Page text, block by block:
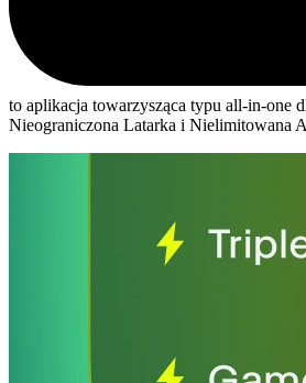
to aplikacja towarzysząca typu all-in-one
Nieograniczona Latarka i Nielimitowana